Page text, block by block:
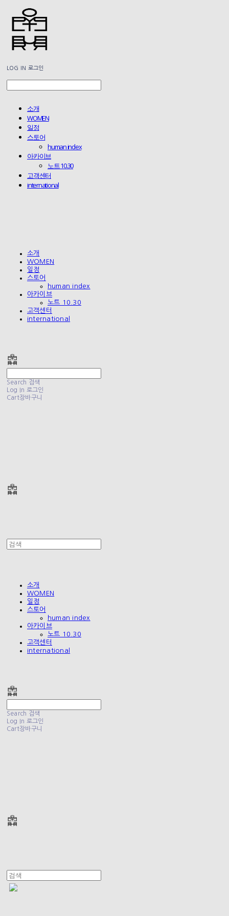
LOG IN 로그인
소개
WOMEN
일정
스토어
human index
아카이브
노트 10.30
고객센터
international
소개
WOMEN
일정
스토어
human index
아카이브
노트 10.30
고객센터
international
Search 검색
Log In 로그인
Cart장바구니
소개
WOMEN
일정
스토어
human index
아카이브
노트 10.30
고객센터
international
Search 검색
Log In 로그인
Cart장바구니